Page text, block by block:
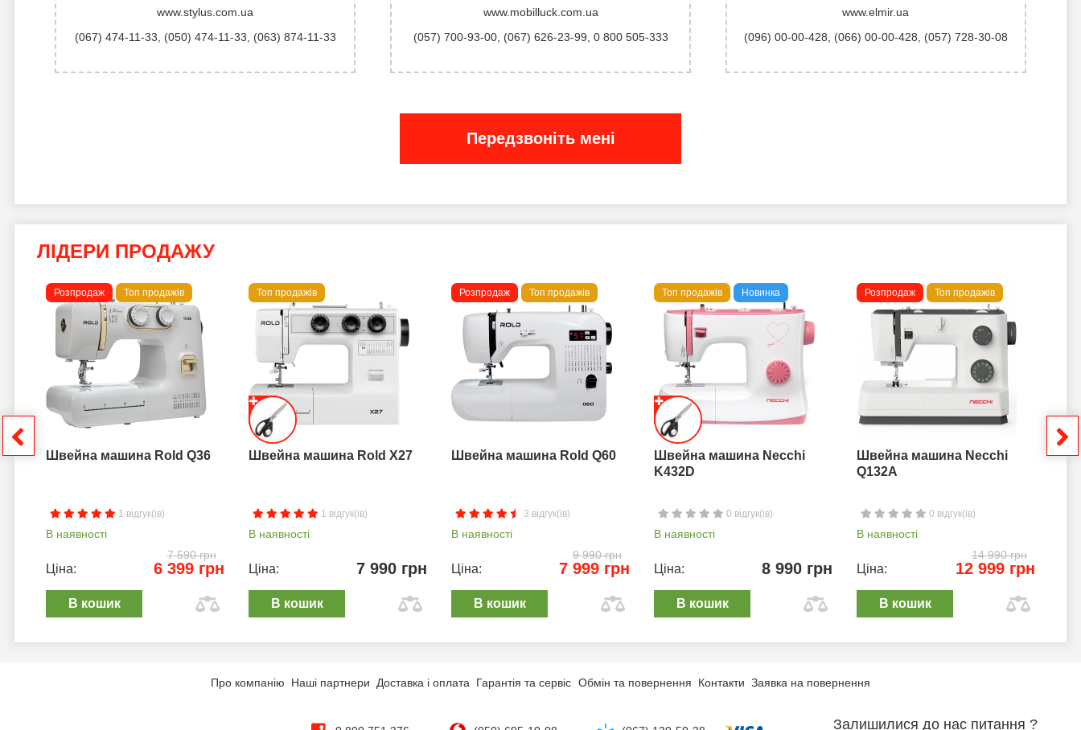
www.stylus.com.ua
(067) 474-11-33
(050) 474-11-33 (063) 874-11-33
www.mobilluck.com.ua
(057) 700-93-00, (067) 626-23-99 0 800 505-333
www.elmir.ua
(096) 00-00-428
(066) 00-00-428 (057) 728-30-08
Передзвоніть мені
ЛІДЕРИ ПРОДАЖУ
Розпродаж Топ продажів
Швейна машина Rold Q36
1 відгук(ів)
В наявності
7 590 грн
Ціна: 6 399 грн
В кошик
Топ продажів
Швейна машина Rold X27
1 відгук(ів)
В наявності
Ціна: 7 990 грн
В кошик
Розпродаж Топ продажів
Швейна машина Rold Q60
3 відгук(ів)
В наявності
9 990 грн
Ціна: 7 999 грн
В кошик
Топ продажів Новинка
Швейна машина Necchi
K432D
0 відгук(ів)
В наявності
Ціна: 8 990 грн
В кошик
Розпродаж Топ продажів
Швейна машина Necchi
Q132A
0 відгук(ів)
В наявності
14 990 грн
Ціна: 12 999 грн
В кошик
Про компанію Наші партнери Доставка і оплата Гарантія та сервіс Обмін та повернення Контакти Заявка на повернення
Залишилися до нас питання ?